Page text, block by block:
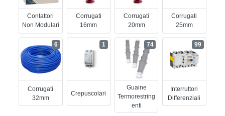
Contattori
Non Modulari
Corrugati
16mm
Corrugati
20mm
Corrugati
25mm
Corrugati
32mm
6
Crepuscolari
1
Guaine
Termorestring
Enti
74
Interruttori
Differenziali
99